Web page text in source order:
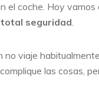
el coche. Hoy
seguridad.
viaje
las cosas,